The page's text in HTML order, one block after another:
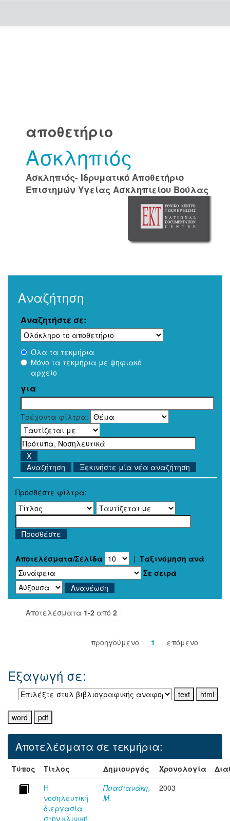
αποθετήριο
Ασκληπιός
Ασκληπιός- Ιδρυματικό Αποθετήριο
Επιστημών Υγείας Ασκληπιείου Βούλας
Αναζήτηση
Αναζητήστε σε:
Όλα τα τεκμήρια
Μόνο τα τεκμήρια με ψηφιακό
αρχείο
για
Τρέχοντα φίλτρα:
Ξεκινήστε μία νέα αναζήτηση
Προσθέστε φίλτρα:
Αποτελέσματα/Σελίδα | Ταξινόμηση ανά
Σε σειρά
Αποτελέσματα 1-2 από 2
προηγούμενο 1 επόμενο
Εξαγωγή σε:
Αποτελέσματα σε τεκμήρια:
Τύπος Τίτλος Δημιουργός Χρονολογία
Η
νοσηλευτική
διεργασία
στην κλινική
Πρασιανάκη,
Μ.
2003